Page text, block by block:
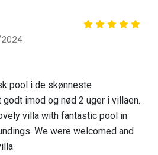
pool i de skønneste
imod og nød 2 uger i villaen.
villa with fantastic pool in
We were welcomed and